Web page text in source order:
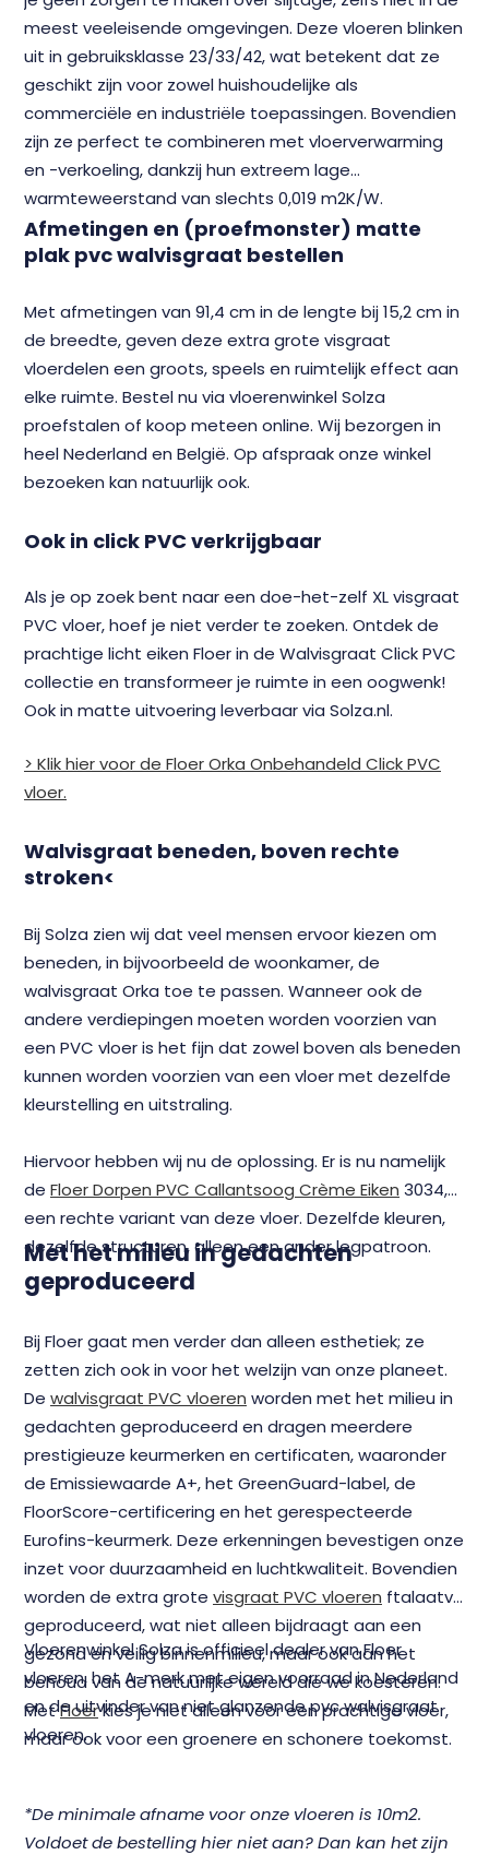
meest veeleisende omgevingen. Deze vloeren blinken
uit in gebruiksklasse 23/33/42, wat betekent dat ze
geschikt zijn voor zowel huishoudelijke als
commerciële en industriële toepassingen. Bovendien
zijn ze perfect te combineren met vloerverwarming
en -verkoeling, dankzij hun extreem lage
warmteweerstand van slechts 0,019 m2K/W.
Afmetingen en (proefmonster) matte
plak pvc walvisgraat bestellen
Met afmetingen van 91,4 cm in de lengte bij 15,2 cm in
de breedte, geven deze extra grote visgraat
vloerdelen een groots, speels en ruimtelijk effect aan
elke ruimte. Bestel nu via vloerenwinkel Solza
proefstalen of koop meteen online. Wij bezorgen in
heel Nederland en België. Op afspraak onze winkel
bezoeken kan natuurlijk ook.
Ook in click PVC verkrijgbaar
Als je op zoek bent naar een doe-het-zelf XL visgraat
PVC vloer, hoef je niet verder te zoeken. Ontdek de
prachtige licht eiken Floer in de Walvisgraat Click PVC
collectie en transformeer je ruimte in een oogwenk!
Ook in matte uitvoering leverbaar via Solza.nl.
> Klik hier voor de Floer Orka Onbehandeld Click PVC
vloer.
Walvisgraat beneden, boven rechte
stroken<
Bij Solza zien wij dat veel mensen ervoor kiezen om
beneden, in bijvoorbeeld de woonkamer, de
walvisgraat Orka toe te passen. Wanneer ook de
andere verdiepingen moeten worden voorzien van
een PVC vloer is het fijn dat zowel boven als beneden
kunnen worden voorzien van een vloer met dezelfde
kleurstelling en uitstraling.
Hiervoor hebben wij nu de oplossing. Er is nu namelijk
de Floer Dorpen PVC Callantsoog Crème Eiken 3034,
een rechte variant van deze vloer. Dezelfde kleuren,
dezelfde structuren, alleen een ander legpatroon.
Met het milieu in gedachten
geproduceerd
Bij Floer gaat men verder dan alleen esthetiek; ze
zetten zich ook in voor het welzijn van onze planeet.
De walvisgraat PVC vloeren worden met het milieu in
gedachten geproduceerd en dragen meerdere
prestigieuze keurmerken en certificaten, waaronder
de Emissiewaarde A+, het GreenGuard-label, de
FloorScore-certificering en het gerespecteerde
Eurofins-keurmerk. Deze erkenningen bevestigen onze
inzet voor duurzaamheid en luchtkwaliteit. Bovendien
worden de extra grote visgraat PVC vloeren ftalaatvrij
geproduceerd, wat niet alleen bijdraagt aan een
gezond en veilig binnenmilieu, maar ook aan het
behoud van de natuurlijke wereld die we koesteren.
MetFloerkies je niet alleen voor een prachtige vloer,
maar ook voor een groenere en schonere toekomst.
Vloerenwinkel Solza is officieel dealer van Floer
vloeren, het A-merk met eigen voorraad in Nederland
en de uitvinder van niet glanzende pvc walvisgraat
vloeren.
*De minimale afname voor onze vloeren is 10m2.
Voldoet de bestelling hier niet aan? Dan kan het zijn